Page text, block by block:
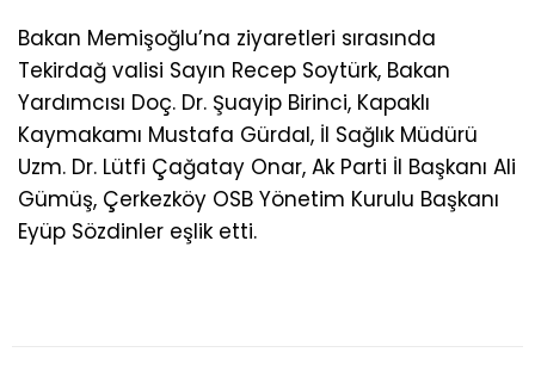
Bakan Memişoğlu’na ziyaretleri sırasında
Tekirdağ valisi Sayın Recep Soytürk, Bakan
Yardımcısı Doç. Dr. Şuayip Birinci, Kapaklı
Kaymakamı Mustafa Gürdal, İl Sağlık Müdürü
Uzm. Dr. Lütfi Çağatay Onar, Ak Parti İl Başkanı Ali
Gümüş, Çerkezköy OSB Yönetim Kurulu Başkanı
Eyüp Sözdinler eşlik etti.